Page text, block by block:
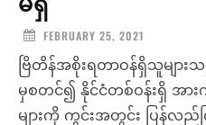
FEBRUARY 25, 2021
ဗြိတိန်အစိုးရတာဝန်ရှိသူမျာ
မှစတင်၍ နိုင်ငံတစ်ဝန်းရှိ အား
များကို ကွင်းအတွင်း ပြန်လ